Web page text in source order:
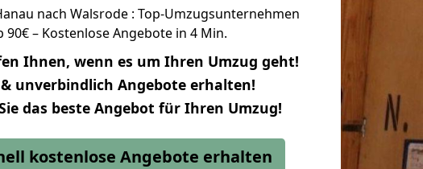
nach Walsrode : Top-Umzugsunternehmen
90€ – Kostenlose Angebote in 4 Min.
Ihnen, wenn es um Ihren Umzug geht!
unverbindlich Angebote erhalten!
das beste Angebot für Ihren Umzug!
kostenlose Angebote erhalten